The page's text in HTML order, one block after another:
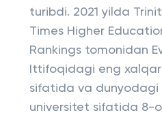
turibdi. 2021 yilda
Times Higher
Rankings tomonidan
Ittifoqidagi eng
sifatida va dunyodagi
universitet sifatida 8-